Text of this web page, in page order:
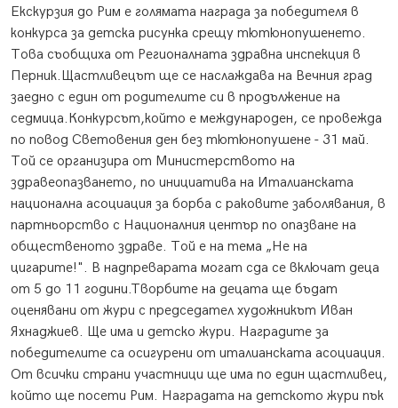
Екскурзия до Рим е голямата награда за победителя в
конкурса за детска рисунка срещу тютюнопушенето.
Това съобщиха от Регионалната здравна инспекция в
Перник.Щастливецът ще се наслаждава на Вечния град
заедно с един от родителите си в продължение на
седмица.Конкурсът,който е международен, се провежда
по повод Световения ден без тютюнопушене - 31 май.
Той се организира от Министерството на
здравеопазването, по инициатива на Италианската
национална асоциация за борба с раковите заболявания, в
партньорство с Националния център по опазване на
общественото здраве. Той е на тема „Не на
цигарите!". В надпреварата могат сда се включат деца
от 5 до 11 години.Творбите на децата ще бъдат
оценявани от жури с председател художникът Иван
Яхнаджиев. Ще има и детско жури. Наградите за
победителите са осигурени от италианската асоциация.
От всички страни участници ще има по един щастливец,
който ще посети Рим. Наградата на детското жури пък